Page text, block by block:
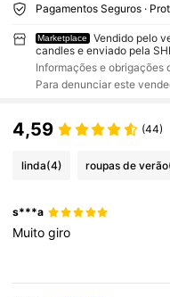
Pagamentos Seguros ·
Marketplace
Vendido pelo
candles e enviado pela
Informações e obrigações
Para denunciar este
4,59 (44)
linda(4) roupas de verão
s***a
Muitogiro